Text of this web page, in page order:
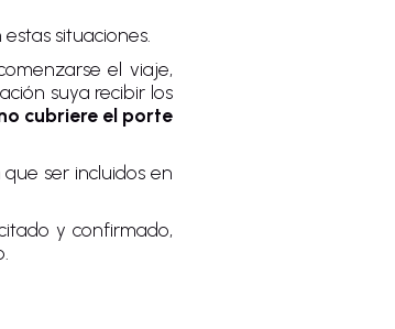
situaciones.
el viaje,
suya recibir los
cubriere el porte
ser incluidos en
y confirmado,